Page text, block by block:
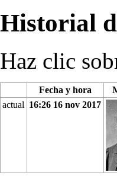
Historial
Haz clic
Fecha y hora
actual 16:26 16 nov 2017